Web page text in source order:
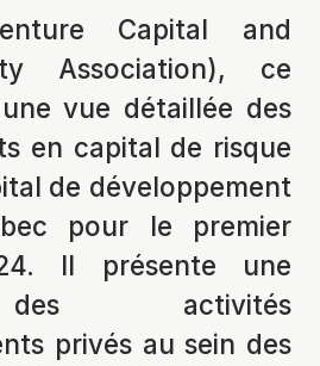
Capital and
Association), ce
vue détaillée des
en capital de risque
de développement
pour le premier
Il présente une
activités
privés au sein des